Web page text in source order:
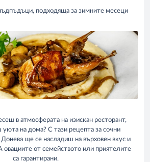
подходяща за зимните месеци
в атмосферата на изискан ресторант,
уюта на дома? С тази рецепта за сочни
ще се насладиш на върховен вкус и
овациите от семейството или приятелите
са гарантирани.